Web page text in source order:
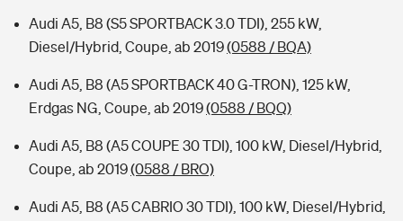
Audi A5, B8 (S5 SPORTBACK 3.0 TDI), 255 kW,
Diesel/Hybrid, Coupe, ab 2019(0588 / BQA)
Audi A5, B8 (A5 SPORTBACK 40 G-TRON), 125 kW,
Erdgas NG, Coupe, ab 2019(0588 / BQQ)
Audi A5, B8 (A5 COUPE 30 TDI), 100 kW, Diesel/Hybrid,
Coupe, ab 2019(0588 / BRO)
Audi A5, B8 (A5 CABRIO 30 TDI), 100 kW, Diesel/Hybrid,